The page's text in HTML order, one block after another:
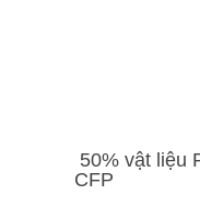
50% vật
CFP